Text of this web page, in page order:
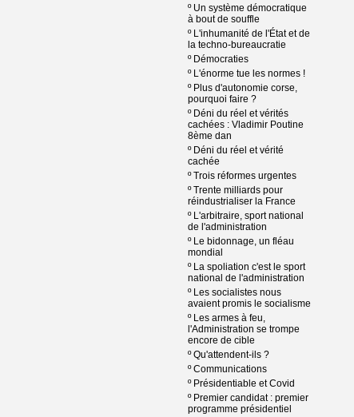
º Un système démocratique
à bout de souffle
º L'inhumanité de l'État et de
la techno-bureaucratie
º Démocraties
º L'énorme tue les normes !
º Plus d'autonomie corse,
pourquoi faire ?
º Déni du réel et vérités
cachées : Vladimir Poutine
8ème dan
º Déni du réel et vérité
cachée
ºTrois réformes urgentes
ºTrente milliards pour
réindustrialiser la France
º L'arbitraire, sport national
de l'administration
º Le bidonnage, un fléau
mondial
º La spoliation c'est le sport
national de l'administration
º Les socialistes nous
avaient promis le socialisme
º Les armes à feu,
l'Administration se trompe
encore de cible
ºQu'attendent-ils ?
ºCommunications
º Présidentiable et Covid
º Premier candidat : premier
programme présidentiel